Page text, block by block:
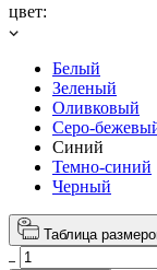
цвет:
Белый
Зеленый
Оливковый
Серо-
Синий
Темно-синий
Черный
Таблица